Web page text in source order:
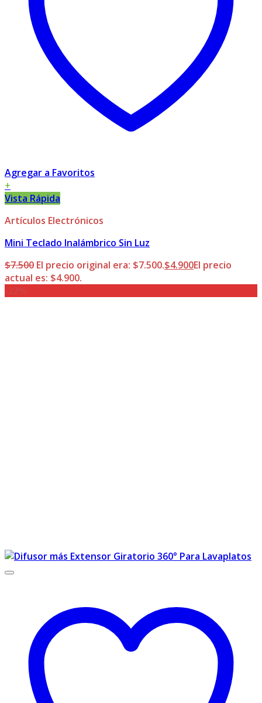
Agregar a Favoritos
+
Vista Rápida
Artículos Electrónicos
Mini Teclado Inalámbrico Sin Luz
$7.500 El precio original era: $7.500.$4.900El precio
actual es: $4.900.